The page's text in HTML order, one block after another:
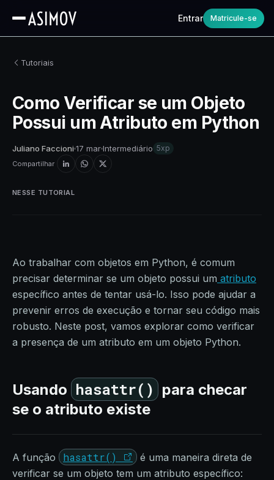
Entrar Matricule-se
Tutoriais
Como Verificar se um Objeto
Possui um Atributo em Python
Juliano Faccioni 17 marIntermediário 5xp
Compartilhar
Ao trabalhar com objetos em Python, é comum
precisar determinar se um objeto possui um atributo
específico antes de tentar usá-lo. Isso pode ajudar a
prevenir erros de execução e tornar seu código mais
robusto. Neste post, vamos explorar como verificar
a presença de um atributo em um objeto Python.
Usando hasattr() para checar
se o atributo existe
A função hasattr()
é uma maneira direta de
verificar se um objeto tem um atributo específico:
NESSE TUTORIAL